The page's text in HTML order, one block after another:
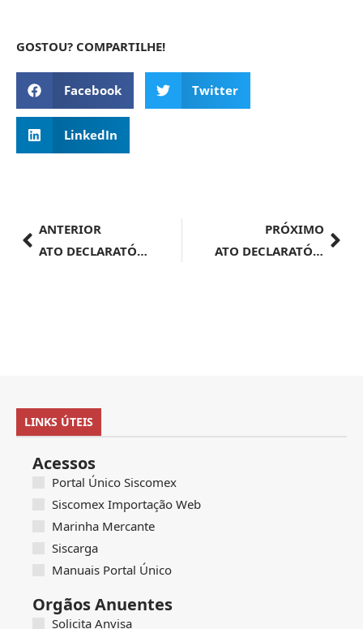
GOSTOU? COMPARTILHE!
Facebook Twitter
LinkedIn
ANTERIOR
ATO DECLARATÓRIO EXECUTIVO Nº 22, de 6 de setembro de 2024
PRÓXIMO
ATO DECLARATÓRIO EXECUTIVO SRRF08 Nº 55, DE 4 DE SETEMBRO DE 2024
LINKS ÚTEIS
Acessos
Portal Único Siscomex
Siscomex Importação Web
Marinha Mercante
Siscarga
Manuais Portal Único
Orgãos Anuentes
Solicita Anvisa